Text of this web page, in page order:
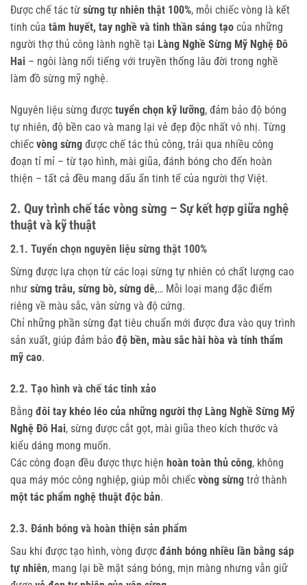
Được chế tác từ sừng tự nhiên thật 100%, mỗi chiếc vòng là kết
tinh của tâm huyết, tay nghề và tinh thần sáng tạo của những
người thợ thủ công lành nghề tại Làng Nghề Sừng Mỹ Nghệ Đô
Hai – ngôi làng nổi tiếng với truyền thống lâu đời trong nghề
làm đồ sừng mỹ nghệ.
Nguyên liệu sừng được tuyển chọn kỹ lưỡng, đảm bảo độ bóng
tự nhiên, độ bền cao và mang lại vẻ đẹp độc nhất vô nhị. Từng
chiếc vòng sừng được chế tác thủ công, trải qua nhiều công
đoạn tỉ mỉ – từ tạo hình, mài giũa, đánh bóng cho đến hoàn
thiện – tất cả đều mang dấu ấn tinh tế của người thợ Việt.
2. Quy trình chế tác vòng sừng – Sự kết hợp giữa nghệ
thuật và kỹ thuật
2.1. Tuyển chọn nguyên liệu sừng thật 100%
Sừng được lựa chọn từ các loại sừng tự nhiên có chất lượng cao
như sừng trâu, sừng bò, sừng dê,… Mỗi loại mang đặc điểm
riêng về màu sắc, vân sừng và độ cứng.
Chỉ những phần sừng đạt tiêu chuẩn mới được đưa vào quy trình
sản xuất, giúp đảm bảo độ bền, màu sắc hài hòa và tính thẩm
mỹ cao.
2.2. Tạo hình và chế tác tinh xảo
Bằng đôi tay khéo léo của những người thợ Làng Nghề Sừng Mỹ
Nghệ Đô Hai, sừng được cắt gọt, mài giũa theo kích thước và
kiểu dáng mong muốn.
Các công đoạn đều được thực hiện hoàn toàn thủ công, không
qua máy móc công nghiệp, giúp mỗi chiếc vòng sừng trở thành
một tác phẩm nghệ thuật độc bản.
2.3. Đánh bóng và hoàn thiện sản phẩm
Sau khi được tạo hình, vòng được đánh bóng nhiều lần bằng sáp
tự nhiên, mang lại bề mặt sáng bóng, mịn màng nhưng vẫn giữ